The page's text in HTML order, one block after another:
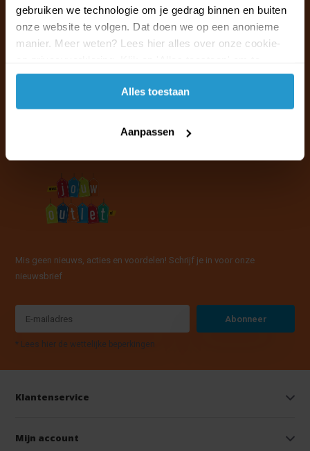
gebruiken we technologie om je gedrag binnen en buiten
onze website te volgen. Dat doen we op een anonieme
manier. Meer weten? Lees hier alles over onze cookie-
accepteren.
Alles toestaan
Aanpassen
Ma t/m vr van 09:30 - 16:00 telefonisch
+31 (0)13 785 62 41
Mis geen nieuws, acties en voordelen! Schrijf je in voor onze
nieuwsbrief
Abonneer
* Lees hier de wettelijke beperkingen
Klantenservice
Mijn account